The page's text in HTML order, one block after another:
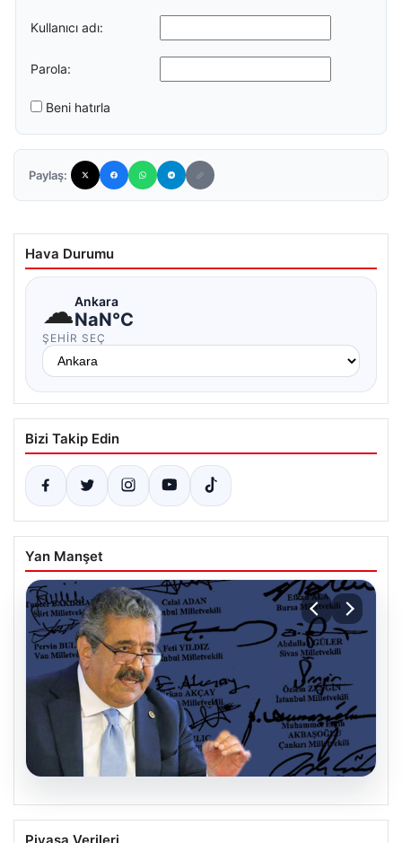
Kullanıcı adı:
Parola:
Beni hatırla
Paylaş:
Hava Durumu
☁Ankara
NaN°C
ŞEHIR SEÇ
Bizi Takip Edin
Yan Manşet
06.08.2026
MHP’li Feti Yıldız’dan Terörsüz Türkiye